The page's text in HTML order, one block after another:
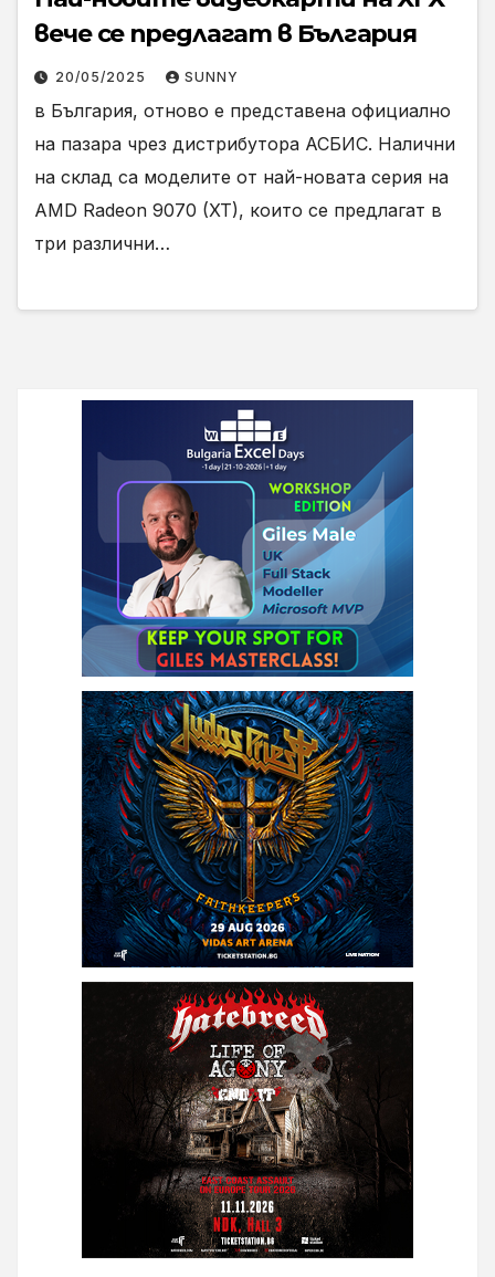
вече се предлагат в България
20/05/2025 SUNNY
в България, отново е представена официално
на пазара чрез дистрибутора АСБИС. Налични
на склад са моделите от най-новата серия на
AMD Radeon 9070 (XT), които се предлагат в
три различни…